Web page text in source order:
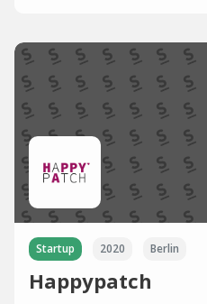
Startup 2020 Berlin
Happypatch